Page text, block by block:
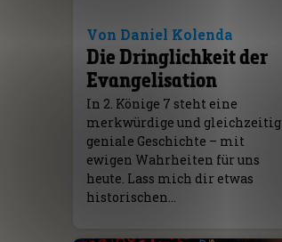
Von Daniel Kolenda
Die Dringlichkeit der
Evangelisation
In 2. Könige 7 steht eine
merkwürdige und gleichzeitig
geniale Geschichte – mit
ewigen Wahrheiten für uns
heute. Lass mich dir etwas
historischen…